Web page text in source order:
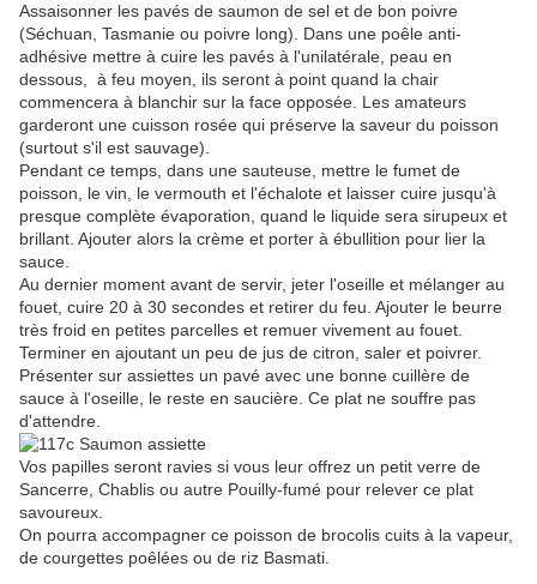
Assaisonner les pavés de saumon de sel et de bon poivre
(Séchuan, Tasmanie ou poivre long). Dans une poêle anti-
adhésive mettre à cuire les pavés à l'unilatérale, peau en
dessous, à feu moyen, ils seront à point quand la chair
commencera à blanchir sur la face opposée. Les amateurs
garderont une cuisson rosée qui préserve la saveur du poisson
(surtout s'il est sauvage).
Pendant ce temps, dans une sauteuse, mettre le fumet de
poisson, le vin, le vermouth et l'échalote et laisser cuire jusqu'à
presque complète évaporation, quand le liquide sera sirupeux et
brillant. Ajouter alors la crème et porter à ébullition pour lier la
sauce.
Au dernier moment avant de servir, jeter l'oseille et mélanger au
fouet, cuire 20 à 30 secondes et retirer du feu. Ajouter le beurre
très froid en petites parcelles et remuer vivement au fouet.
Terminer en ajoutant un peu de jus de citron, saler et poivrer.
Présenter sur assiettes un pavé avec une bonne cuillère de
sauce à l'oseille, le reste en saucière. Ce plat ne souffre pas
d'attendre.
Vos papilles seront ravies si vous leur offrez un petit verre de
Sancerre, Chablis ou autre Pouilly-fumé pour relever ce plat
savoureux.
On pourra accompagner ce poisson de brocolis cuits à la vapeur,
de courgettes poêlées ou de riz Basmati.